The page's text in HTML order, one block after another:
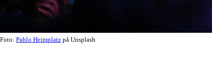
Foto: Pablo Heimplatz på Unsplash